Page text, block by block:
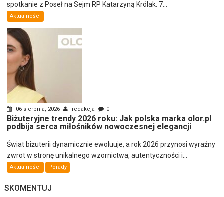
spotkanie z Poseł na Sejm RP Katarzyną Królak. 7...
Aktualności
06 sierpnia, 2026 redakcja 0
Biżuteryjne trendy 2026 roku: Jak polska marka olor.pl
podbija serca miłośników nowoczesnej elegancji
Świat biżuterii dynamicznie ewoluuje, a rok 2026 przynosi wyraźny
zwrot w stronę unikalnego wzornictwa, autentyczności i...
Aktualności Porady
SKOMENTUJ